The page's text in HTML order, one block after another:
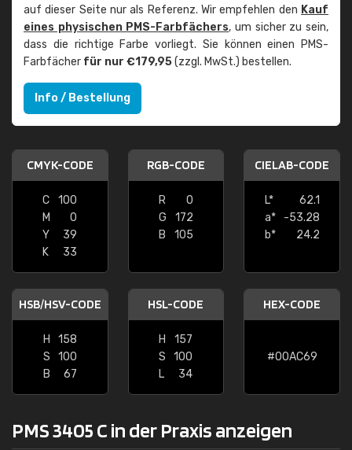
auf dieser Seite nur als Referenz. Wir empfehlen den Kauf
eines physischen PMS-Farbfächers, um sicher zu sein,
dass die richtige Farbe vorliegt. Sie können einen PMS-
Farbfächer für nur €179,95(zzgl. MwSt.) bestellen.
Info / Bestellung
CMYK-CODE
C
100
M
0
Y
39
K
33
RGB-CODE
R
0
G
172
B
105
CIELAB-CODE
L*
62.1
a*
-53.28
b*
24.2
HSB/HSV-CODE
H
158
S
100
B
67
HSL-CODE
H
157
S
100
L
34
HEX-CODE
#00AC69
PMS 3405 C in der Praxis anzeigen